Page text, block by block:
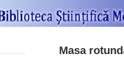
Masa